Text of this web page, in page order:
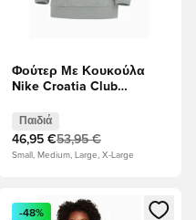
Φούτερ Με Κουκούλα
Nike Croatia Club
Παιδιά
46,95 €53,95 €
Small, Medium, Large, X-Large
ή να εγγραφείτε ως
Ανοίγει ένα Modal για να
-48%